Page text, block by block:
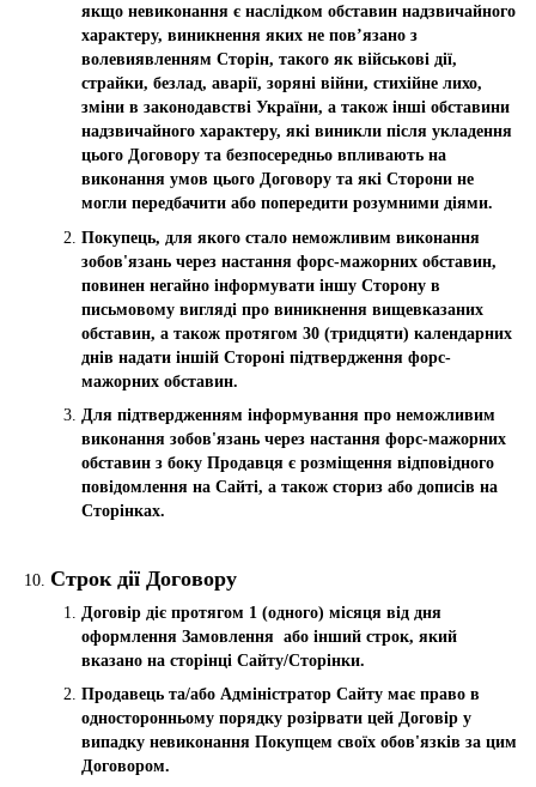
якщо невиконання є наслідком обставин надзвичайного
характеру, виникнення яких не пов’язано з
волевиявленням Сторін, такого як військові дії,
страйки, безлад, аварії, зоряні війни, стихійне лихо,
зміни в законодавстві України, а також інші обставини
надзвичайного характеру, які виникли після укладення
цього Договору та безпосередньо впливають на
виконання умов цього Договору та які Сторони не
могли передбачити або попередити розумними діями.
Покупець, для якого стало неможливим виконання
зобов'язань через настання форс-мажорних обставин,
повинен негайно інформувати іншу Сторону в
письмовому вигляді про виникнення вищевказаних
обставин, а також протягом 30 (тридцяти) календарних
днів надати іншій Стороні підтвердження форс-
мажорних обставин.
Для підтвердженням інформування про неможливим
виконання зобов'язань через настання форс-мажорних
обставин з боку Продавця є розміщення відповідного
повідомлення на Сайті, а також сториз або дописів на
Сторінках.
Строк дії Договору
Договір діє протягом 1 (одного) місяця від дня
оформлення Замовлення або інший строк, який
вказано на сторінці Сайту/Сторінки.
Продавець та/або Адміністратор Сайту має право в
односторонньому порядку розірвати цей Договір у
випадку невиконання Покупцем своїх обов'язків за цим
Договором.